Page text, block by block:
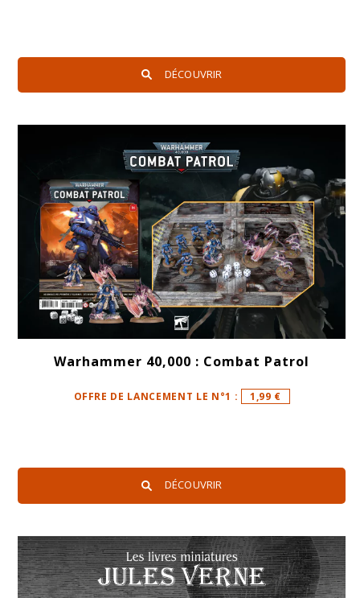
DÉCOUVRIR
Warhammer 40,000 : Combat Patrol
OFFRE DE LANCEMENT LE N°1 : 1,99 €
DÉCOUVRIR